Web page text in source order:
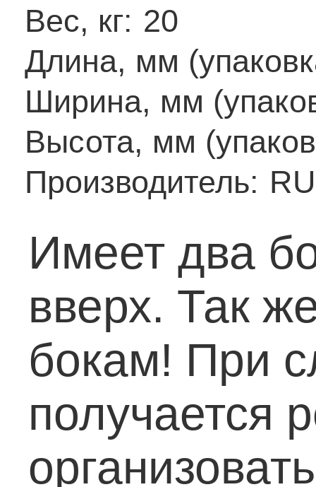
Вес, кг: 20
Длина, мм
Ширина, мм
Высота, мм
Производитель:
Имеет два
вверх. Так
бокам! При
получается